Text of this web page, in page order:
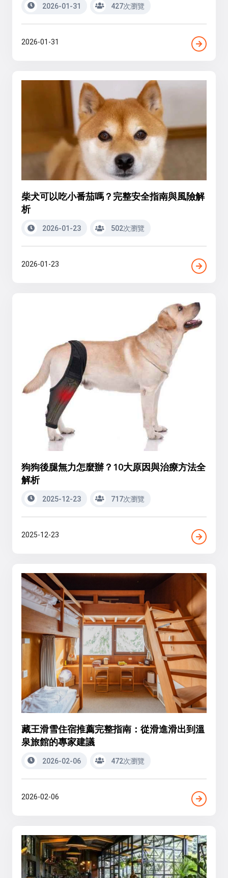
2026-01-31 427次瀏覽
2026-01-31
柴犬可以吃小番茄嗎？完整安全指南與風險解
析
2026-01-23 502次瀏覽
2026-01-23
狗狗後腿無力怎麼辦？10大原因與治療方法全
解析
2025-12-23 717次瀏覽
2025-12-23
藏王滑雪住宿推薦完整指南：從滑進滑出到溫
泉旅館的專家建議
2026-02-06 472次瀏覽
2026-02-06